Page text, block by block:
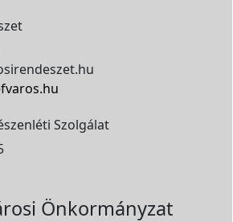
Szolgálat
Önkormányzat